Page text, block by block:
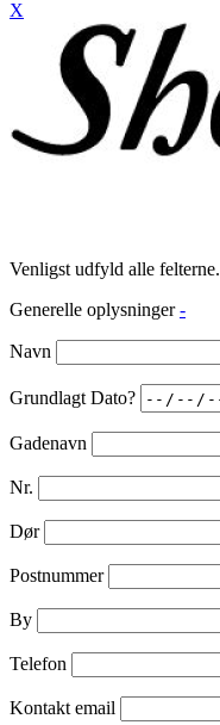
X
Venligst udfyld alle felterne.
Generelle oplysninger -
Navn
Grundlagt Dato?
Gadenavn
Nr.
Dør
Postnummer
By
Telefon
Kontakt email